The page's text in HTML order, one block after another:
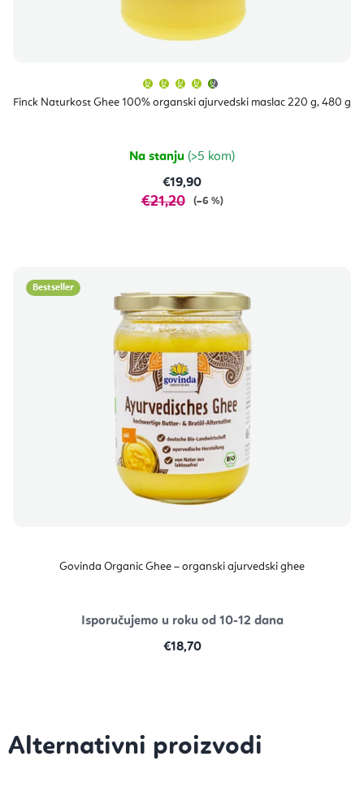
Finck Naturkost Ghee 100% organski ajurvedski maslac 220 g, 480 g
proizvoda
je
zvjezdica.
Na stanju (>5 kom)
€19,90
€21,20 (–6 %)
Bestseller
Govinda Organic Ghee – organski ajurvedski ghee
Isporučujemo u roku od 10-12 dana
€18,70